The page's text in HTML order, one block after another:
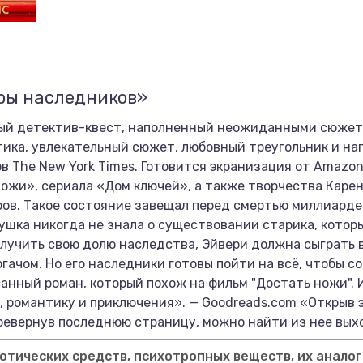
наследников»
детектив-квест, наполненный неожиданными
увлекательный сюжет, любовный треугольник и
The New York Times. Готовится экранизация от
сериала «Дом ключей», а также творчества
Такое состояние завещал перед смертью
никогда не знала о существовании старика,
свою долю наследства, Эйвери должна сыграть
Но его наследники готовы пойти на всё, чтобы
роман, который похож на фильм "Достать ножи".
и приключения». — Goodreads.com «Открыв
последнюю страницу, можно найти из нее
средств, психотропных веществ, их